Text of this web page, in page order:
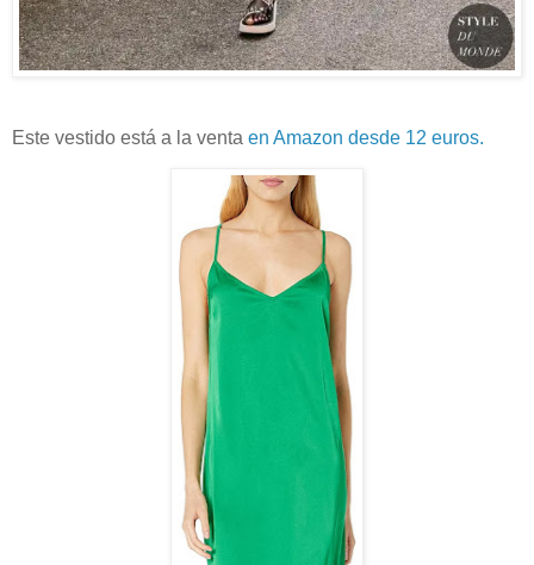
Este vestido está a la venta en Amazon desde 12 euros.